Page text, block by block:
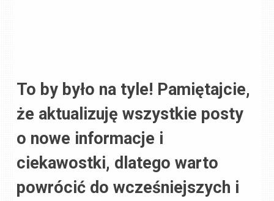
To by było na tyle! Pamiętajcie,
że aktualizuję wszystkie posty
o nowe informacje i
ciekawostki, dlatego warto
powrócić do wcześniejszych i